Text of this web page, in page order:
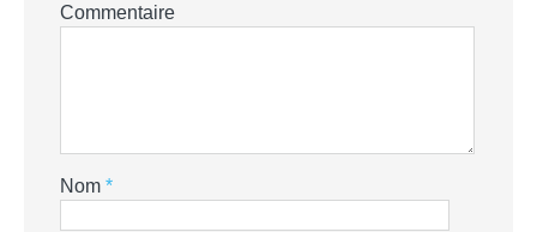
Commentaire
Nom *